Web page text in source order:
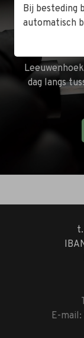
winkel in
dag langs
E-mail:
Bij besteding
automatisch